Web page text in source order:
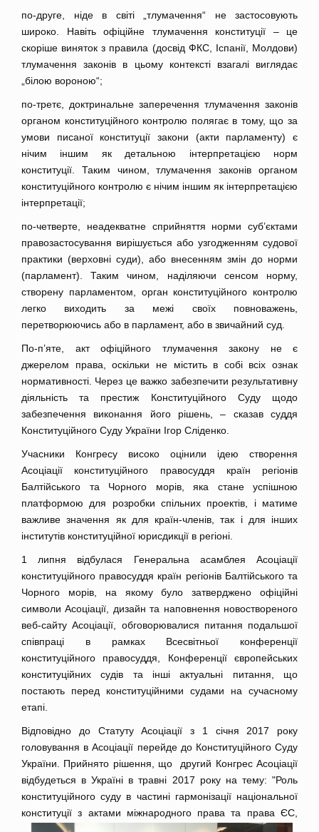
по-друге, ніде в світі „тлумачення“ не застосовують
широко. Навіть офіційне тлумачення конституції – це
скоріше виняток з правила (досвід ФКС, Іспанії, Молдови)
тлумачення законів в цьому контексті взагалі виглядає
„білою вороною“;
по-третє, доктринальне заперечення тлумачення законів
органом конституційного контролю полягає в тому, що за
умови писаної конституції закони (акти парламенту) є
нічим іншим як детальною інтерпретацією норм
конституції. Таким чином, тлумачення законів органом
конституційного контролю є нічим іншим як інтерпретацією
інтерпретації;
по-четверте, неадекватне сприйняття норми суб’єктами
правозастосування вирішується або узгодженням судової
практики (верховні суди), або внесенням змін до норми
(парламент). Таким чином, наділяючи сенсом норму,
створену парламентом, орган конституційного контролю
легко виходить за межі своїх повноважень,
перетворюючись або в парламент, або в звичайний суд.
По-п’яте, акт офіційного тлумачення закону не є
джерелом права, оскільки не містить в собі всіх ознак
нормативності. Через це важко забезпечити результативну
діяльність та престиж Конституційного Суду щодо
забезпечення виконання його рішень, – сказав суддя
Конституційного Суду України Ігор Сліденко.
Учасники Конгресу високо оцінили ідею створення
Асоціації конституційного правосуддя країн регіонів
Балтійського та Чорного морів, яка стане успішною
платформою для розробки спільних проектів, і матиме
важливе значення як для країн-членів, так і для інших
інститутів конституційної юрисдикції в регіоні.
1 липня відбулася Генеральна асамблея Асоціації
конституційного правосуддя країн регіонів Балтійського та
Чорного морів, на якому було затверджено офіційні
символи Асоціації, дизайн та наповнення новоствореного
веб-сайту Асоціації, обговорювалися питання подальшої
співпраці в рамках Всесвітньої конференції
конституційного правосуддя, Конференції європейських
конституційних судів та інші актуальні питання, що
постають перед конституційними судами на сучасному
етапі.
Відповідно до Статуту Асоціації з 1 січня 2017 року
головування в Асоціації перейде до Конституційного Суду
України. Прийнято рішення, що другий Конгрес Асоціації
відбудеться в Україні в травні 2017 року на тему: "Роль
конституційного суду в частині гармонізації національної
конституції з актами міжнародногоправа та права ЄС,